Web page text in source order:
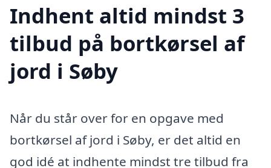
Indhent altid mindst 3
tilbud på bortkørsel af
jord i Søby
Når du står over for en opgave med
bortkørsel af jord i Søby, er det altid en
god idé at indhente mindst tre tilbud fra